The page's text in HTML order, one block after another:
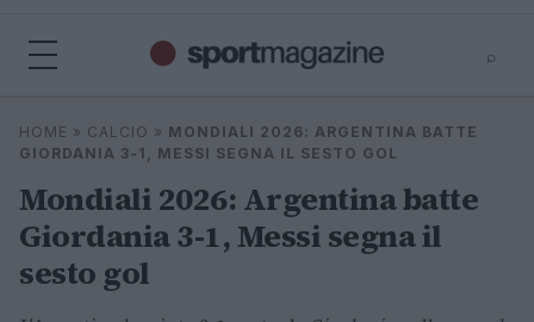
⌕
Cerca
⌕
HOME » CALCIO » MONDIALI 2026: ARGENTINA BATTE
GIORDANIA 3-1, MESSI SEGNA IL SESTO GOL
Mondiali 2026: Argentina batte
Giordania 3-1, Messi segna il
sesto gol